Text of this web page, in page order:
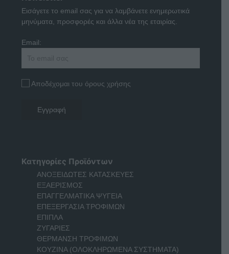
Εισάγετε το email σας για να λαμβάνετε ενημερωτικά
μηνύματα, προσφορές και άλλα νέα της εταιρίας.
Email:
Αποδέχομαι του όρους χρήσης
Κατηγορίες Προϊόντων
ΑΝΟΞΕΙΔΩΤΕΣ ΚΑΤΑΣΚΕΥΕΣ
ΕΞΑΕΡΙΣΜΟΣ
ΕΠΑΓΓΕΛΜΑΤΙΚΑ ΨΥΓΕΙΑ
ΕΠΕΞΕΡΓΑΣΙΑ ΤΡΟΦΙΜΩΝ
ΕΠΙΠΛΑ
ΖΥΓΑΡΙΕΣ
ΘΕΡΜΑΝΣΗ ΤΡΟΦΙΜΩΝ
ΚΟΥΖΙΝΑ (ΟΛΟΚΛΗΡΩΜΕΝΑ ΣΥΣΤΗΜΑΤΑ)